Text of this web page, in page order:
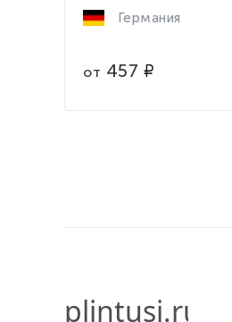
Германия
от 457